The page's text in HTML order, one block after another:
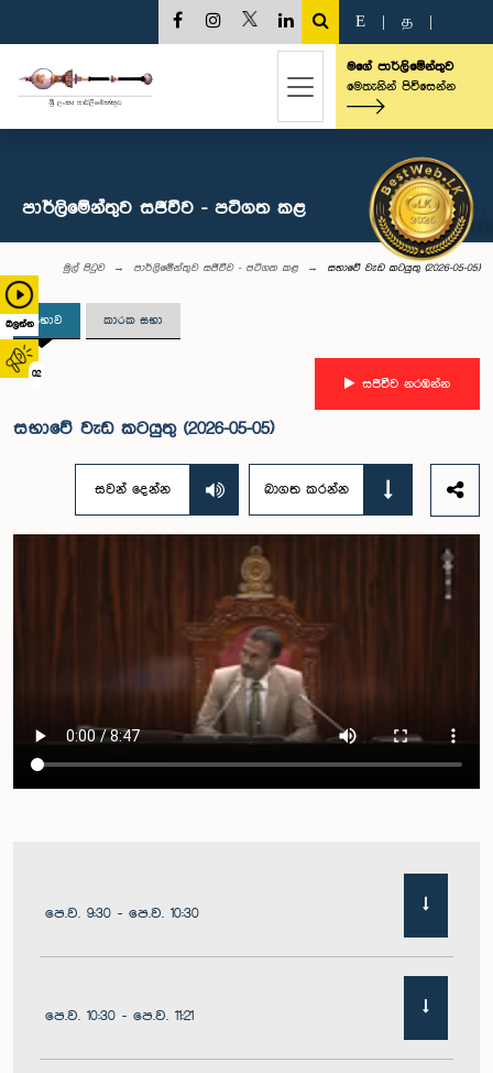
බලන්න
02
E த
මගේ පාර්ලිමේන්තුව
මෙතැනින් පිවිසෙන්න
පාර්ලිමේන්තුව සජීවීව - පටිගත කළ
මුල් පිටුව පාර්ලිමේන්තුව සජීවීව - පටිගත කළ සභාවේ වැඩ කටයුතු (2026-05-05)
සභාව කාරක සභා
සජීවීව නරඹන්න
සභාවේ වැඩ කටයුතු (2026-05-05)
සවන් දෙන්න බාගත කරන්න
පෙ.ව. 9:30 - පෙ.ව. 10:30
පෙ.ව. 10:30 - පෙ.ව. 11:21